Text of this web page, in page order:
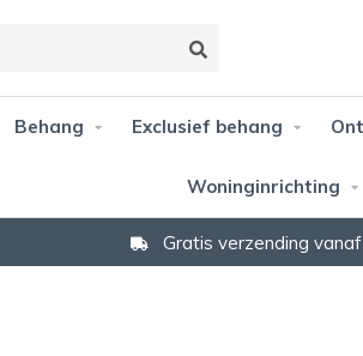
Behang Exclusief behang
Woninginrichting
Gratis verzending